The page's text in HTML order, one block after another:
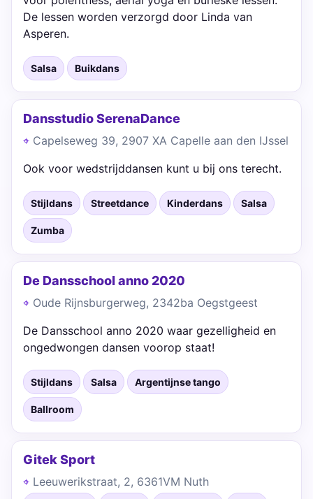
De lessen worden verzorgd door Linda van
Asperen.
Salsa Buikdans
Dansstudio SerenaDance
Capelseweg 39, 2907 XA Capelle aan den IJssel
Ook voor wedstrijddansen kunt u bij ons terecht.
Stijldans Streetdance Kinderdans Salsa
Zumba
De Dansschool anno 2020
Oude Rijnsburgerweg, 2342ba Oegstgeest
De Dansschool anno 2020 waar gezelligheid en
ongedwongen dansen voorop staat!
Stijldans Salsa Argentijnse tango
Ballroom
Gitek Sport
Leeuwerikstraat, 2, 6361VM Nuth